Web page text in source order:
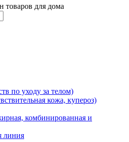
товаров для дома
по уходу за телом)
кожа, купероз)
комбинированная и
линия